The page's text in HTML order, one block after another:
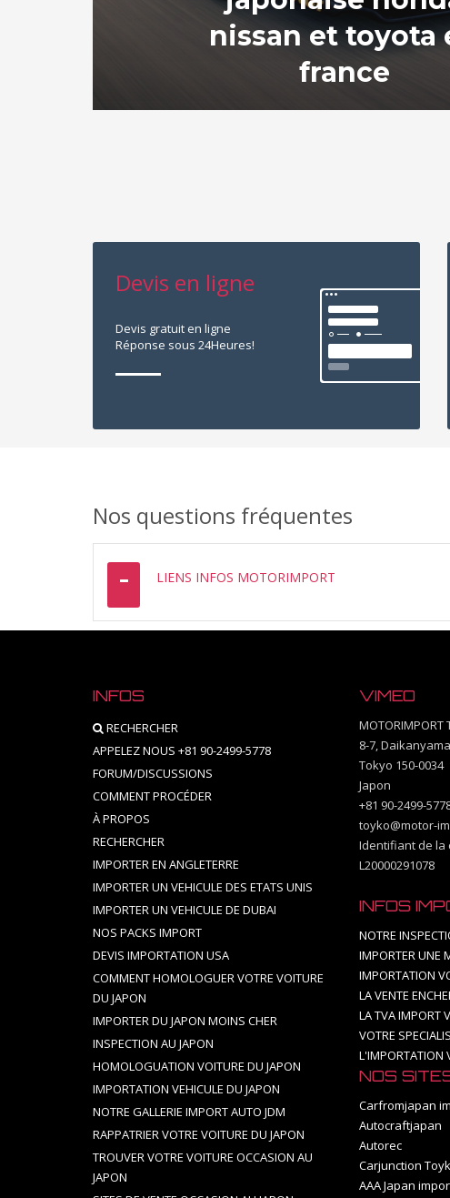
nissan et toyota
france
Devis en ligne
Devis gratuit en ligne
Réponse sous 24Heures!
Nos questions fréquentes
LIENS INFOS MOTORIMPORT
INFOS
RECHERCHER
APPELEZ NOUS +81 90-2499-5778
FORUM/DISCUSSIONS
COMMENT PROCÉDER
À PROPOS
RECHERCHER
IMPORTER EN ANGLETERRE
IMPORTER UN VEHICULE DES ETATS UNIS
IMPORTER UN VEHICULE DE DUBAI
NOS PACKS IMPORT
DEVIS IMPORTATION USA
COMMENT HOMOLOGUER VOTRE VOITURE
DU JAPON
IMPORTER DU JAPON MOINS CHER
INSPECTION AU JAPON
HOMOLOGUATION VOITURE DU JAPON
IMPORTATION VEHICULE DU JAPON
NOTRE GALLERIE IMPORT AUTO JDM
RAPPATRIER VOTRE VOITURE DU JAPON
TROUVER VOTRE VOITURE OCCASION AU
JAPON
VIMEO
MOTORIMPORT
8-7,
Tokyo 150-0034
Japon
+81 90-2499-
toyko@motor-
Identifiant de la
L20000291078
INFOS
NOTRE
IMPORTER UNE
IMPORTATION
LA VENTE
LA TVA IMPORT
VOTRE
L'IMPORTATION
NOS
Carfromjapan
Autocraftjapan
Autorec
Carjunction
AAA Japan